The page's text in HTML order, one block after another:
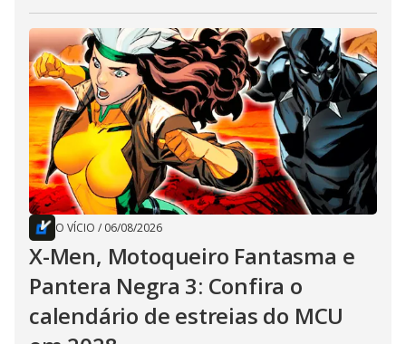
O VÍCIO / 06/08/2026
X-Men, Motoqueiro Fantasma e
Pantera Negra 3: Confira o
calendário de estreias do MCU